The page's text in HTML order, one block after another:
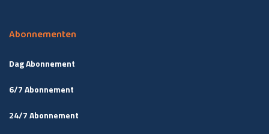
Abonnementen
Dag Abonnement
6/7 Abonnement
24/7 Abonnement